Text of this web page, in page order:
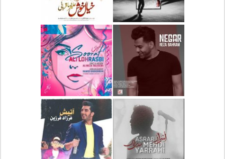
دانلود آلبوم جدید سیروان
خسروی بنام مونولوگ
دانلود آهنگ جدید علیرضا
قربانی بنام خیال خوش
دانلود آهنگ جدید رضا
بهرام بنام نگار
دانلود آهنگ جدید علی
لهراسبی بنام صورت